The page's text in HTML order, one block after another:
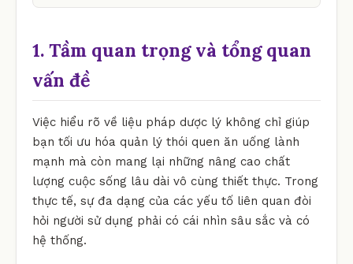
1. Tầm quan trọng và tổng quan
vấn đề
Việc hiểu rõ về liệu pháp dược lý không chỉ giúp
bạn tối ưu hóa quản lý thói quen ăn uống lành
mạnh mà còn mang lại những nâng cao chất
lượng cuộc sống lâu dài vô cùng thiết thực. Trong
thực tế, sự đa dạng của các yếu tố liên quan đòi
hỏi người sử dụng phải có cái nhìn sâu sắc và có
hệ thống.